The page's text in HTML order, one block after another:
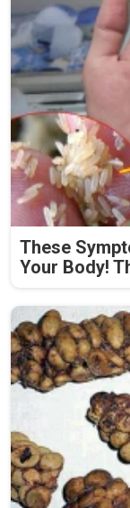
These
Your Body!